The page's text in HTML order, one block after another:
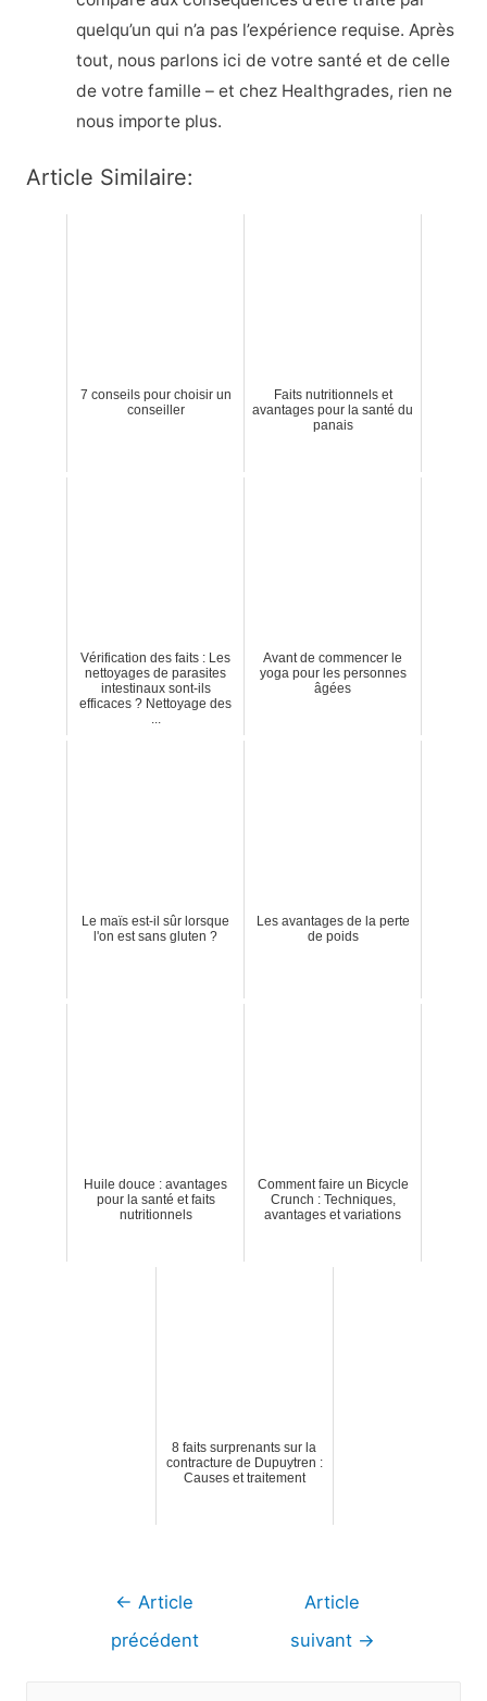
quelqu’un qui n’a pas l’expérience requise. Après
tout, nous parlons ici de votre santé et de celle
de votre famille – et chez Healthgrades, rien ne
nous importe plus.
Article Similaire:
7 conseils pour choisir un
conseiller
Faits nutritionnels et
avantages pour la santé du
panais
Vérification des faits : Les
nettoyages de parasites
intestinaux sont-ils
efficaces ? Nettoyage des
...
Avant de commencer le
yoga pour les personnes
âgées
Le maïs est-il sûr lorsque
l'on est sans gluten ?
Les avantages de la perte
de poids
Huile douce : avantages
pour la santé et faits
nutritionnels
Comment faire un Bicycle
Crunch : Techniques,
avantages et variations
8 faits surprenants sur la
contracture de Dupuytren :
Causes et traitement
Navigation
← Article
précédent
Article
suivant →